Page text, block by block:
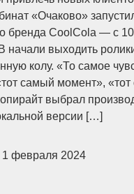
«Очаково»
бренда CoolCola — с
выходить
колу. «То самое
самый момент»,
выбрал
версии […]
1 февраля 2024